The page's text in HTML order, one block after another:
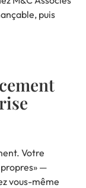
puis
Votre
—
vous-même